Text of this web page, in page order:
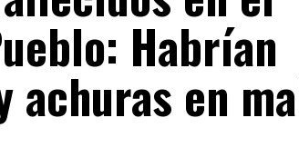
Habrían
achuras en